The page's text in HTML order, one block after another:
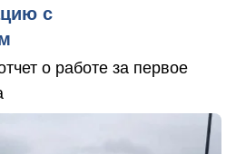
с
о работе за первое